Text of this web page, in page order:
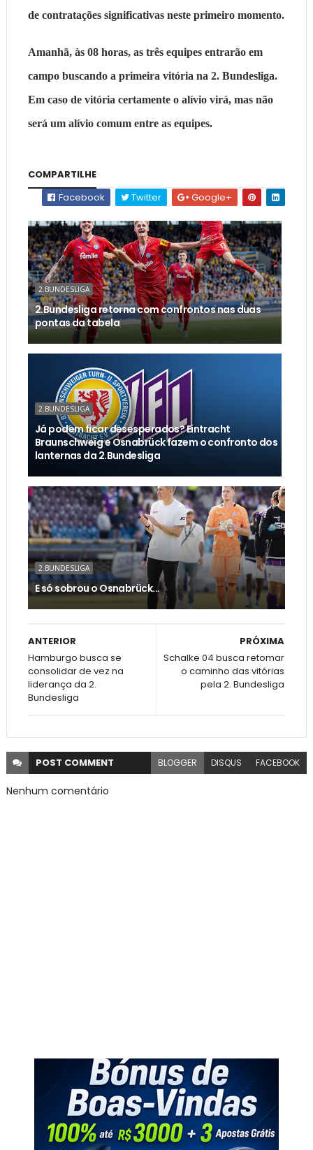
de contratações significativas neste primeiro momento.
Amanhã, às 08 horas, as três equipes entrarão em
campo buscando a primeira vitória na 2. Bundesliga.
Em caso de vitória certamente o alívio virá, mas não
será um alívio comum entre as equipes.
COMPARTILHE
Facebook
Twitter Google+
2.BUNDESLIGA
2.Bundesliga retorna com confrontos nas duas
pontas da tabela
2.BUNDESLIGA
Já podem ficar desesperados? Eintracht
Braunschweig e Osnabrück fazem o confronto dos
lanternas da 2.Bundesliga
2.BUNDESLIGA
E só sobrou o Osnabrück...
PRÓXIMA
Schalke 04 busca retomar
o caminho das vitórias
pela 2. Bundesliga
ANTERIOR
Hamburgo busca se
consolidar de vez na
liderança da 2.
Bundesliga
POST COMMENT BLOGGER DISQUS FACEBOOK
Nenhum comentário